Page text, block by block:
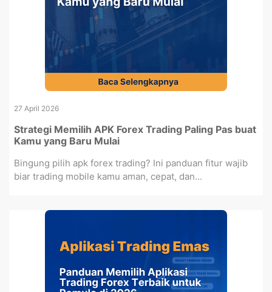
27 April 2026
Strategi Memilih APK Forex Trading Paling Pas buat
Kamu yang Baru Mulai
Bingung pilih apk forex trading? Ini panduan fitur wajib
biar trading mobile kamu aman, cepat, dan...